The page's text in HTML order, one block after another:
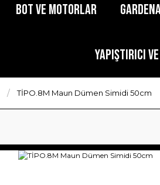
BOT ve MOTORLAR
YAPIŞTIRICI
TİPO.8M Maun Dümen Simidi 50cm